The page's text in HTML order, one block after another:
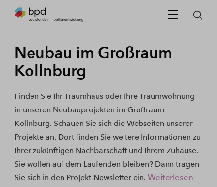
Neubau im Großraum
Kollnburg
Finden Sie Ihr Traumhaus oder Ihre Traumwohnung
in unseren Neubauprojekten im Großraum
Kollnburg. Schauen Sie sich die Webseiten unserer
Projekte an. Dort finden Sie weitere Informationen zu
Ihrer zukünftigen Nachbarschaft und Ihrem Zuhause.
Sie wollen auf dem Laufenden bleiben? Dann tragen
Sie sich in den Projekt-Newsletter ein. Weiterlesen